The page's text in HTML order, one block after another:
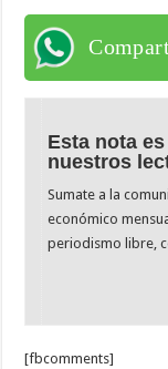
Esta nota
nuestros
Sumate a la
económico
periodismo libre,
[fbcomments]